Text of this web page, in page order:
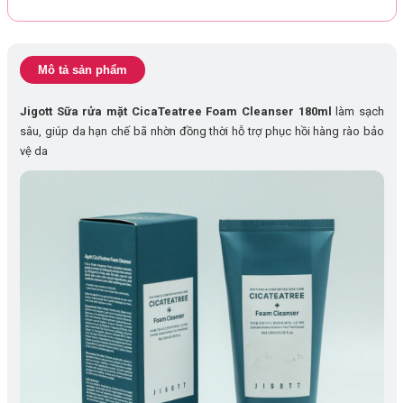
Mô tả sản phẩm
Jigott Sữa rửa mặt CicaTeatree Foam Cleanser 180ml
làm sạch
sâu, giúp da hạn chế bã nhờn đồng thời hỗ trợ phục hồi hàng rào bảo
vệ da